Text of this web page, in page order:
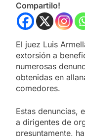
Compartilo!
El juez Luis
extorsión a
numerosas
obtenidas en
comedores.
Estas denuncias,
a dirigentes de
presuntamente,